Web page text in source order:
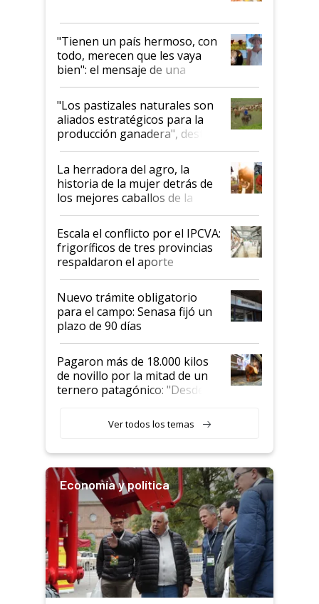
"Tienen un país hermoso, con
todo, merecen que les vaya
bien": el mensaje de una
ganadera uruguaya sobre las
oportunidades que se abren
para el agro en Argentina, con
foco en la carne
"Los pastizales naturales son
aliados estratégicos para la
producción ganadera", destaca
la iniciativa que ya reúne a 46
establecimientos en Argentina
La herradora del agro, la
historia de la mujer detrás de
los mejores caballos de la
Argentina y los mitos que
todavía hacen sufrir a estos
animales: "Mientras me
descalificaban, yo seguí
haciendo currículum"
Escala el conflicto por el IPCVA:
frigoríficos de tres provincias
respaldaron el aporte
obligatorio
Nuevo trámite obligatorio
para el campo: Senasa fijó un
plazo de 90 días
Pagaron más de 18.000 kilos
de novillo por la mitad de un
ternero patagónico: "Desde
llamar la atención"
Ver todos los temas
Economía y política